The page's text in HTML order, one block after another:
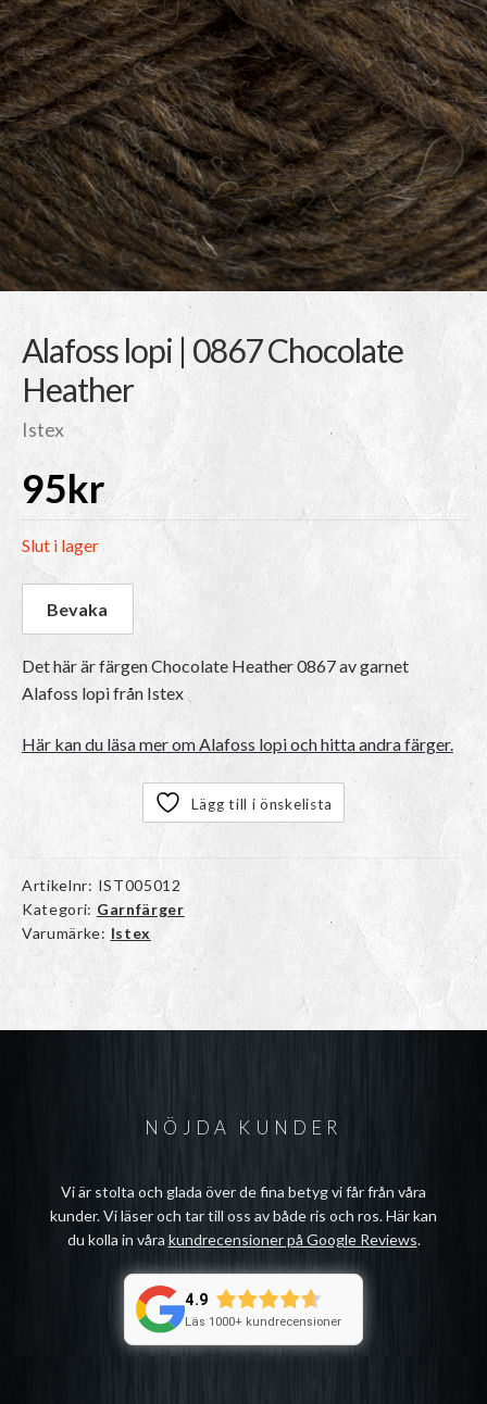
Alafoss lopi | 0867 Chocolate
Heather
Istex
95kr
Slut i lager
Det här är färgenChocolate Heather 0867av garnet
Alafoss lopifrån Istex
Här kan du läsa mer om Alafoss lopi och hitta andra färger.
Lägg till i önskelista
Artikelnr: IST005012
Kategori: Garnfärger
Varumärke: Istex
NÖJDA KUNDER
Vi är stolta och glada över de fina betyg vi får från våra
kunder. Vi läser och tar till oss av både ris och ros. Här kan
du kolla in våra kundrecensioner på Google Reviews.
4.9
Läs 1000+ kundrecensioner